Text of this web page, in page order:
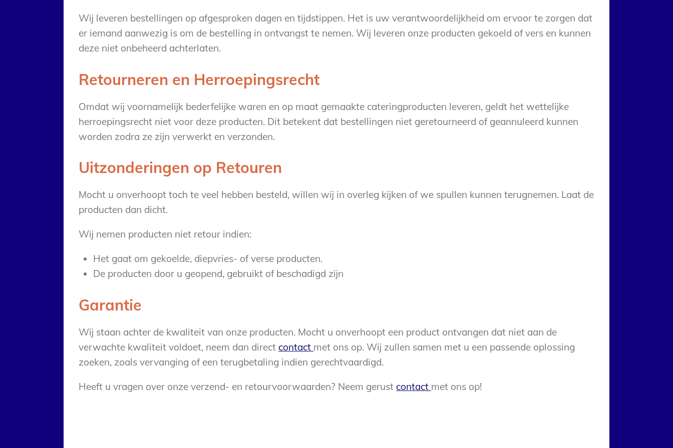
Wij leveren bestellingen op afgesproken dagen en tijdstippen. Het is uw verantwoordelijkheid om ervoor te zorgen dat
er iemand aanwezig is om de bestelling in ontvangst te nemen. Wij leveren onze producten gekoeld of vers en kunnen
deze niet onbeheerd achterlaten.
Retourneren en Herroepingsrecht
Omdat wij voornamelijk bederfelijke waren en op maat gemaakte cateringproducten leveren, geldt het wettelijke
herroepingsrecht niet voor deze producten. Dit betekent dat bestellingen niet geretourneerd of geannuleerd kunnen
worden zodra ze zijn verwerkt en verzonden.
Uitzonderingen op Retouren
Mocht u onverhoopt toch te veel hebben besteld, willen wij in overleg kijken of we spullen kunnen terugnemen. Laat de
producten dan dicht.
Wij nemen producten niet retour indien:
Het gaat om gekoelde, diepvries- of verse producten.
De producten door u geopend, gebruikt of beschadigd zijn
Garantie
Wij staan achter de kwaliteit van onze producten. Mocht u onverhoopt een product ontvangen dat niet aan de
verwachte kwaliteit voldoet, neem dan direct contact met ons op. Wij zullen samen met u een passende oplossing
zoeken, zoals vervanging of een terugbetaling indien gerechtvaardigd.
Heeft u vragen over onze verzend- en retourvoorwaarden? Neem gerust contact met ons op!